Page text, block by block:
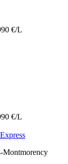
€/L
€/L
Montmorency